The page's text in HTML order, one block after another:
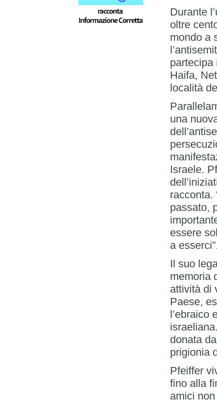
Durante
oltre
mondo a
partecipa
Haifa,
località
una
Israele.
racconta.
passato,
essere
a
Il suo
memoria
attività di
Paese,
l’ebraico
donata
prigionia
Pfeiffer
fino alla
amici